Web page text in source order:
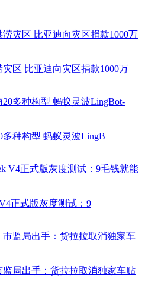
区 比亚迪向灾区捐款1000万
种构型 蚂蚁灵波LingB
正式版灰度测试：9
监局出手：货拉拉取消独家车贴